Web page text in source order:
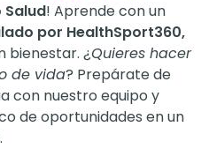
Salud! Aprende con un
por HealthSport360,
bienestar. ¿Quieres hacer
de vida? Prepárate de
con nuestro equipo y
de oportunidades en un